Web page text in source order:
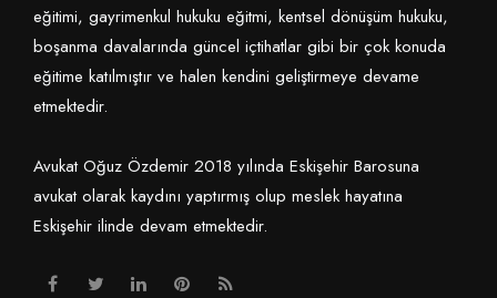
eğitimi, gayrimenkul hukuku eğitmi, kentsel dönüşüm hukuku,
boşanma davalarında güncel içtihatlar gibi bir çok konuda
eğitime katılmıştır ve halen kendini geliştirmeye devame
etmektedir.
Avukat Oğuz Özdemir 2018 yılında Eskişehir Barosuna
avukat olarak kaydını yaptırmış olup meslek hayatına
Eskişehir ilinde devam etmektedir.